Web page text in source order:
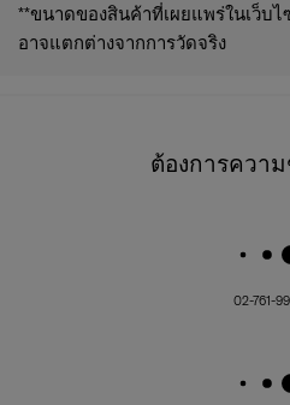
**ขนาดของสินค้าที่เผยแพร่ในเว็บ
อาจแตกต่างจากการวัดจริง
ต้องการควา
02-761-